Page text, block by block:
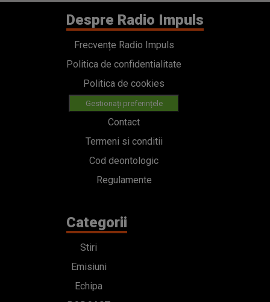
Despre Radio Impuls
Frecvențe Radio Impuls
Politica de confidentialitate
Politica de cookies
Gestionați preferințele
Contact
Termeni si conditii
Cod deontologic
Regulamente
Categorii
Stiri
Emisiuni
Echipa